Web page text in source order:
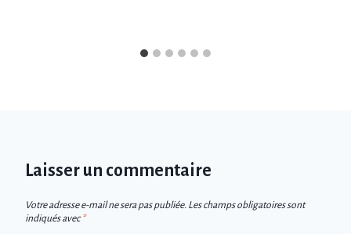
Laisser un commentaire
Votre adresse e-mail ne sera pas publiée. Les champs obligatoires sont
indiqués avec*